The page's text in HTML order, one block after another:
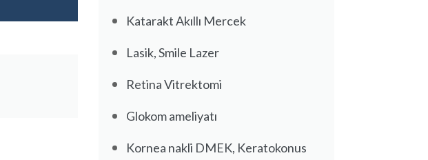
Katarakt Akıllı Mercek
Lasik, Smile Lazer
Retina Vitrektomi
Glokom ameliyatı
Kornea nakli DMEK, Keratokonus